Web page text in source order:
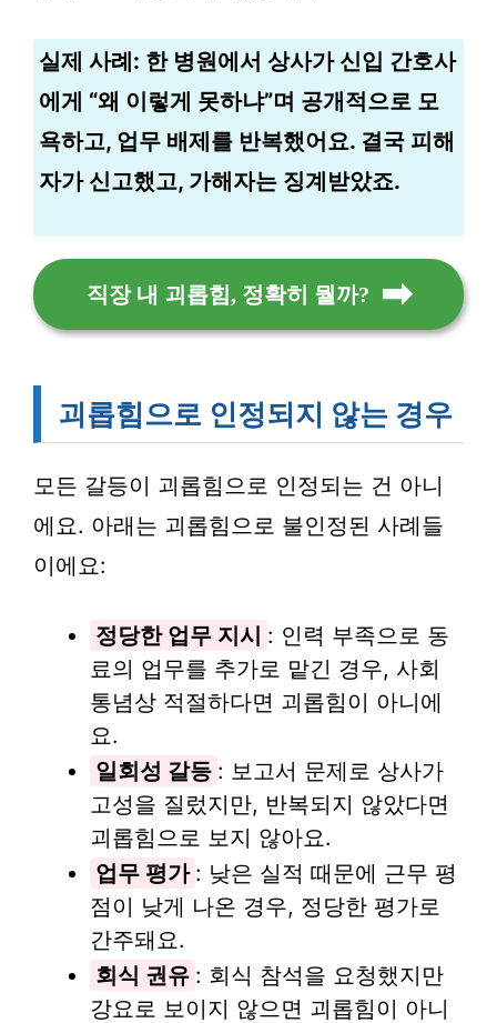
실제 사례: 한 병원에서 상사가 신입 간호사
에게 “왜 이렇게 못하냐”며 공개적으로 모
욕하고, 업무 배제를 반복했어요. 결국 피해
자가 신고했고, 가해자는 징계받았죠.
직장 내 괴롭힘, 정확히 뭘까?
괴롭힘으로 인정되지 않는 경우
모든 갈등이 괴롭힘으로 인정되는 건 아니
에요. 아래는 괴롭힘으로 불인정된 사례들
이에요:
정당한 업무 지시 : 인력 부족으로 동
료의 업무를 추가로 맡긴 경우, 사회
통념상 적절하다면 괴롭힘이 아니에
요.
일회성 갈등 : 보고서 문제로 상사가
고성을 질렀지만, 반복되지 않았다면
괴롭힘으로 보지 않아요.
업무 평가 : 낮은 실적 때문에 근무 평
점이 낮게 나온 경우, 정당한 평가로
간주돼요.
회식 권유 : 회식 참석을 요청했지만
강요로 보이지 않으면 괴롭힘이 아니